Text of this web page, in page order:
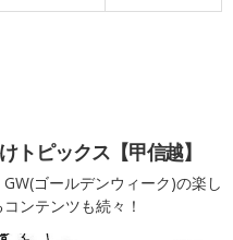
トピックス【甲信越】
ゴールデンウィーク)の楽し
ンテンツも続々！